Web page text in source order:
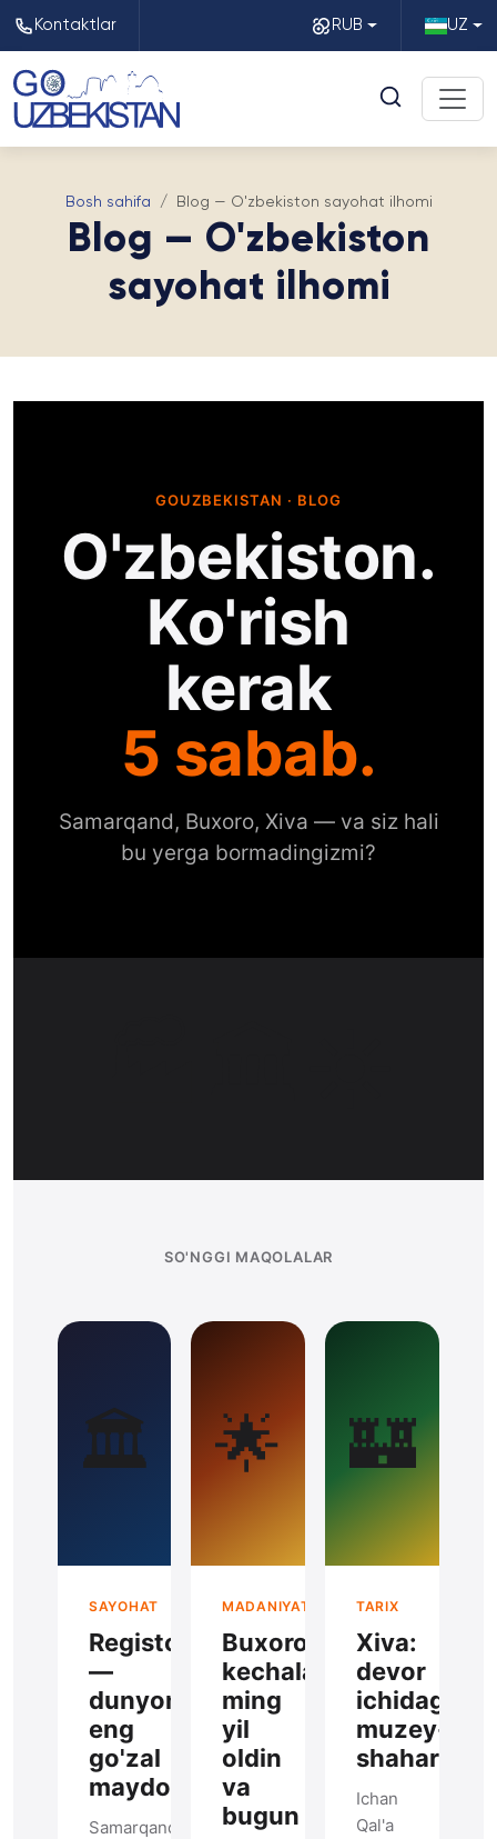
Kontaktlar RUB UZ
Bosh sahifa Blog — O'zbekiston sayohat ilhomi
Blog — O'zbekiston
sayohat ilhomi
GOUZBEKISTAN · BLOG
O'zbekiston.
Ko'rish
kerak
5 sabab.
Samarqand, Buxoro, Xiva — va siz hali
bu yerga bormadingizmi?
SO'NGGI MAQOLALAR
🏛
SAYOHAT
Registon
—
dunyoning
eng
go'zal
maydoni
Samarqandda
🌟
MADANIYAT
Buxoro
kechalari:
ming
yil
oldin
va
bugun
🏰
TARIX
Xiva:
devor
ichidagi
muzey-
shahar
Ichan
Qal'a